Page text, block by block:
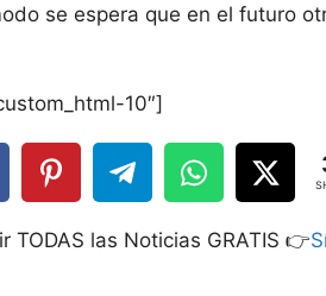
se espera que en el futuro
10″]
TODAS las Noticias GRATIS 👉